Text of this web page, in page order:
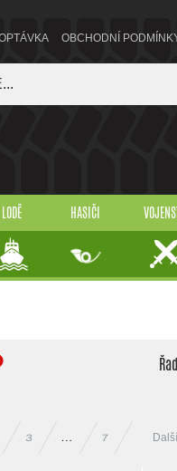
OBCHODNÍ
LODĚ HASIČI
3 … 7 Další